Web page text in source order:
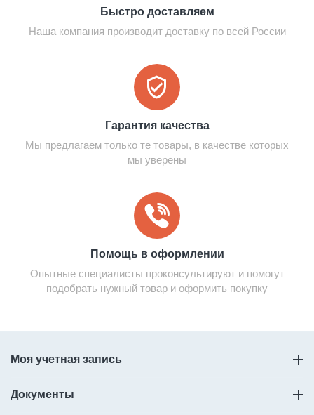
Быстро доставляем
Наша компания производит доставку по всей России
Гарантия качества
Мы предлагаем только те товары, в качестве которых
мы уверены
Помощь в оформлении
Опытные специалисты проконсультируют и помогут
подобрать нужный товар и оформить покупку
Моя учетная запись
Документы